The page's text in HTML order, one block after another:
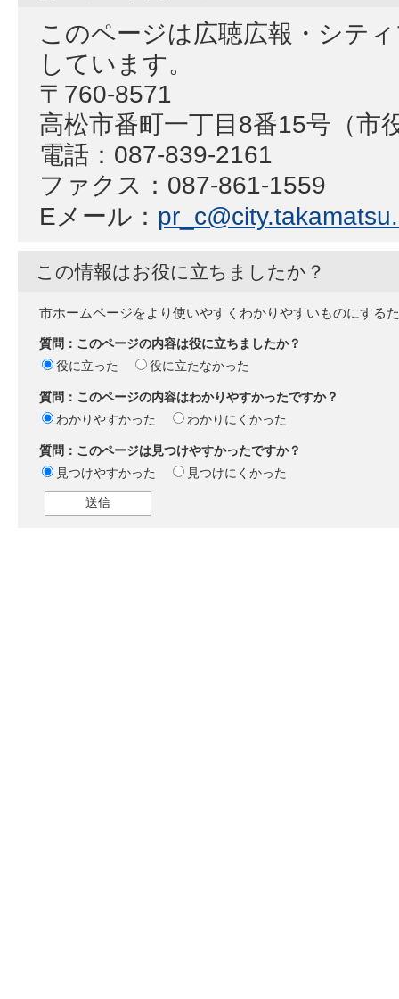
このページは広聴広報・シテ
しています。
〒760-8571
高松市番町一丁目8番15号（市
電話：087-839-2161
ファクス：087-861-1559
Eメール：
この情報はお役に立ちましたか？
市ホームページをより使いやすくわかりやすいものにする
質問：このページの内容は役に立ちましたか？
役に立った
役に立たなかった
質問：このページの内容はわかりやすかったですか？
わかりやすかった
わかりにくかった
質問：このページは見つけやすかったですか？
見つけやすかった
見つけにくかった